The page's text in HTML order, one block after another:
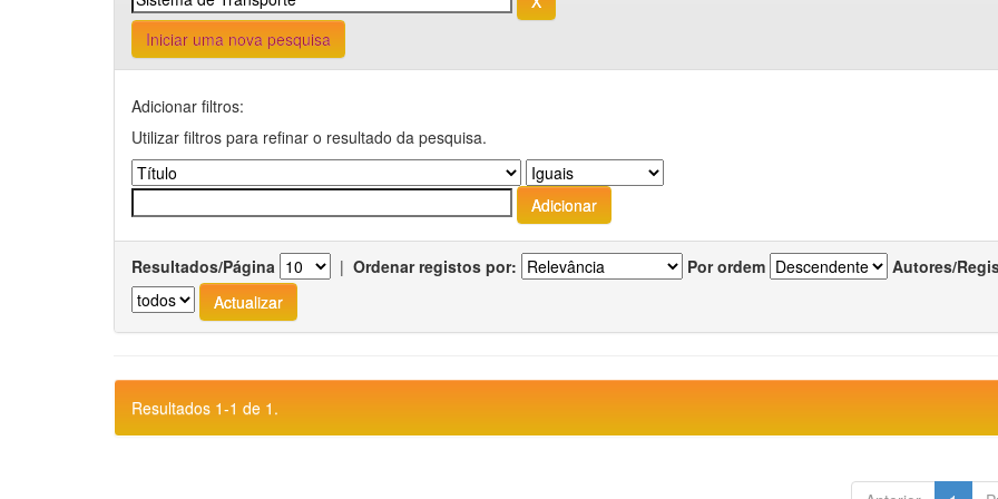
Iniciar uma nova pesquisa
Adicionar filtros:
Utilizar filtros para refinar o resultado da pesquisa.
Resultados/Página | Ordenar registos por: Por ordem Autores/
Resultados 1-1 de 1.